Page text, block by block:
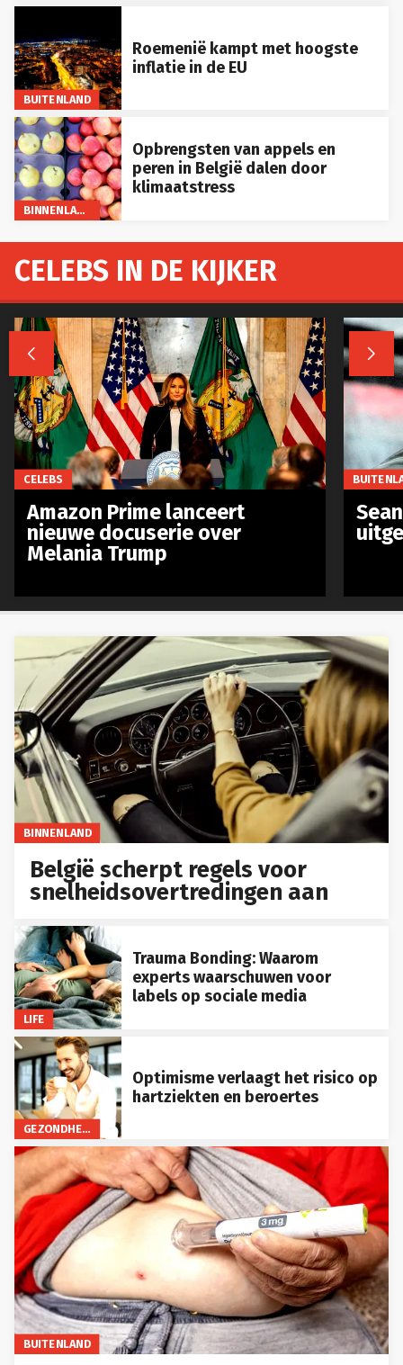
BUITENLAND
Roemenië kampt met hoogste
inflatie in de EU
BINNENLAND
Opbrengsten van appels en
peren in België dalen door
klimaatstress
BINNENLAND
België scherpt regels voor
snelheidsovertredingen aan
LIFE
Trauma Bonding: Waarom
experts waarschuwen voor
labels op sociale media
GEZONDHEID
Optimisme verlaagt het risico op
hartziekten en beroertes
BUITENLAND
CELEBS IN DE KIJKER
 
CELEBS
Amazon Prime lanceert
nieuwe docuserie over
Melania Trump